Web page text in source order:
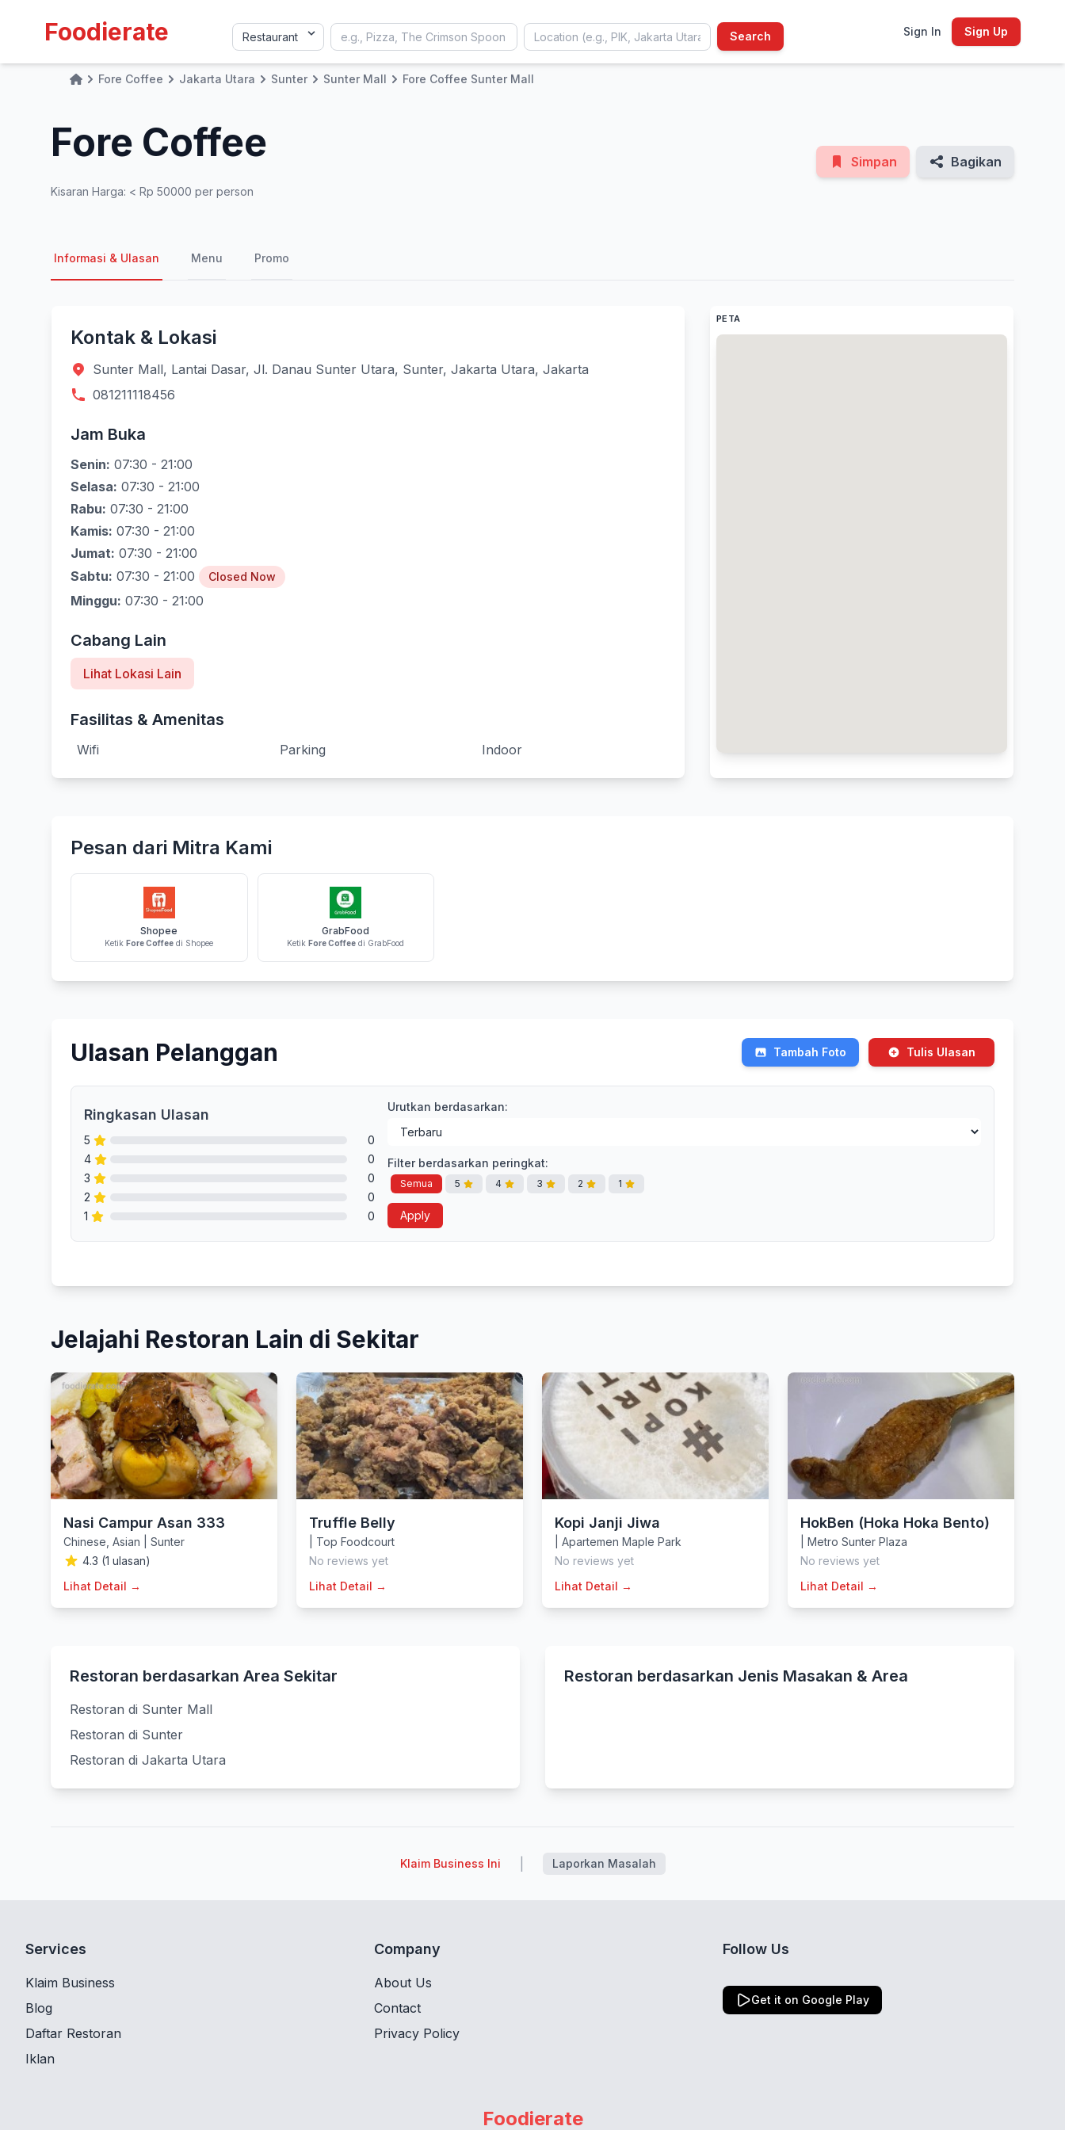
Foodierate Search Sign In Sign Up
HomeFore Coffee Jakarta Utara Sunter Sunter Mall Fore Coffee Sunter Mall
Fore Coffee
Kisaran Harga: < Rp 50000 per person
Simpan Bagikan
Informasi & Ulasan Menu Promo
Kontak & Lokasi
Sunter Mall, Lantai Dasar, Jl. Danau Sunter Utara, Sunter, Jakarta Utara, Jakarta
081211118456
Jam Buka
Senin: 07:30 - 21:00
Selasa: 07:30 - 21:00
Rabu: 07:30 - 21:00
Kamis: 07:30 - 21:00
Jumat: 07:30 - 21:00
Sabtu: 07:30 - 21:00 Closed Now
Minggu: 07:30 - 21:00
Cabang Lain
Lihat Lokasi Lain
Fasilitas & Amenitas
Wifi Parking Indoor
PETA
Pesan dari Mitra Kami
Shopee
KetikFore Coffee di Shopee
GrabFood
KetikFore Coffee di GrabFood
Ulasan Pelanggan Tambah Foto Tulis Ulasan
Ringkasan Ulasan
5
0
4
0
3
0
2
0
1
0
Urutkan berdasarkan:
Filter berdasarkan peringkat:
Semua 5 4 3 2 1
Apply
Jelajahi Restoran Lain di Sekitar
Nasi Campur Asan 333
Chinese Asian
Sunter
4.3 (1 ulasan)
Lihat Detail →
Truffle Belly
Top Foodcourt
No reviews yet
Lihat Detail →
Kopi Janji Jiwa
Apartemen Maple Park
No reviews yet
Lihat Detail →
HokBen (Hoka Hoka Bento)
Metro Sunter Plaza
No reviews yet
Lihat Detail →
Restoran berdasarkan Area Sekitar
Restoran di Sunter Mall
Restoran di Sunter
Restoran di Jakarta Utara
Restoran berdasarkan Jenis Masakan & Area
Klaim Business Ini Laporkan Masalah
Services
Klaim Business
Blog
Daftar Restoran
Iklan
Company
About Us
Contact
Privacy Policy
Follow Us
Get it on Google Play
Foodierate